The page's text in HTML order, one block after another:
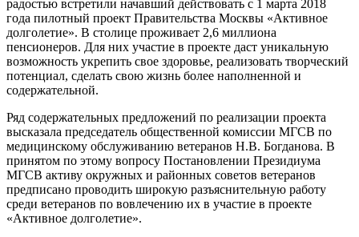
радостью встретили начавший действовать с 1 марта 2018
года пилотный проект Правительства Москвы «Активное
долголетие». В столице проживает 2,6 миллиона
пенсионеров. Для них участие в проекте даст уникальную
возможность укрепить свое здоровье, реализовать творческий
потенциал, сделать свою жизнь более наполненной и
содержательной.
Ряд содержательных предложений по реализации проекта
высказала председатель общественной комиссии МГСВ по
медицинскому обслуживанию ветеранов Н.В. Богданова. В
принятом по этому вопросу Постановлении Президиума
МГСВ активу окружных и районных советов ветеранов
предписано проводить широкую разъяснительную работу
среди ветеранов по вовлечению их в участие в проекте
«Активное долголетие».